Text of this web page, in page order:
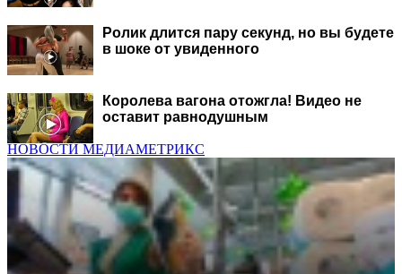
Ролик длится пару секунд, но вы будете
в шоке от увиденного
Королева вагона отожгла! Видео не
оставит равнодушным
НОВОСТИ МЕДИАМЕТРИКС